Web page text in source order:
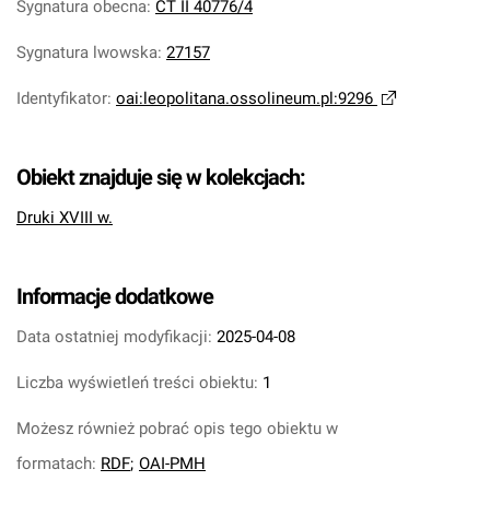
Sygnatura obecna: CT II 40776/4
Sygnatura lwowska: 27157
Identyfikator: oai:leopolitana.ossolineum.pl:9296
Obiekt znajduje się w kolekcjach:
Druki XVIII w.
Informacje dodatkowe
Data ostatniej modyfikacji: 2025-04-08
Liczba wyświetleń treści obiektu: 1
Możesz również pobrać opis tego obiektu w
formatach: RDF; OAI-PMH